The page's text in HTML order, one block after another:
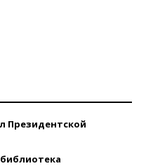
Президентской